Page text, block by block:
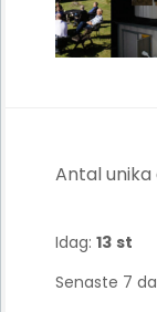
Antal unika
Idag: 13 st
Senaste 7